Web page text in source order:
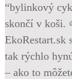
“bylinkový
skončí v koši.
EkoRestart.sk
tak rýchlo
– ako to